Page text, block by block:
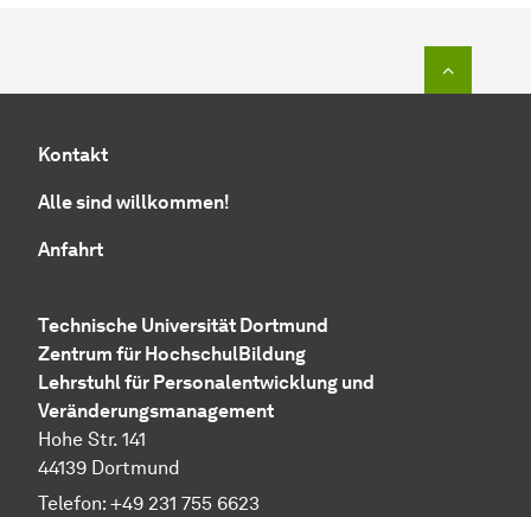
Kontakt
Alle sind willkommen!
Anfahrt
Technische Uni­ver­si­tät Dort­mund
Zen­trum für Hoch­schul­Bil­dung
Lehrstuhl für Personalentwicklung und
Veränderungsmanagement
Hohe Str. 141
44139 Dort­mund
Telefon: +49 231 755 6623